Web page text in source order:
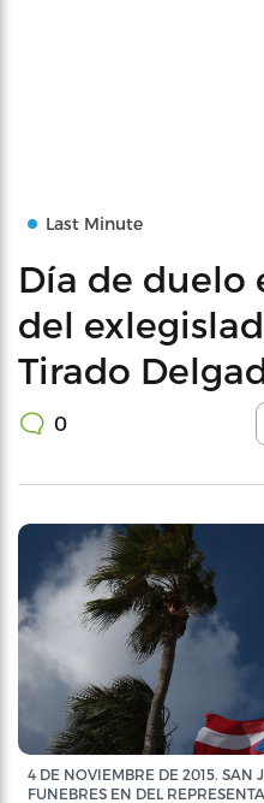
Last Minute
Día de duelo
del
Tirado
0
4 DE NOVIEMBRE DE 2015. SAN
FUNEBRES EN DEL